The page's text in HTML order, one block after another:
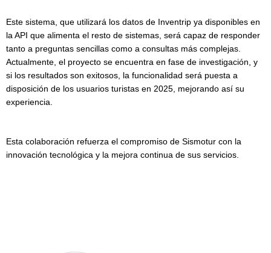
Este sistema, que utilizará los datos de Inventrip ya disponibles en
la API que alimenta el resto de sistemas, será capaz de responder
tanto a preguntas sencillas como a consultas más complejas.
Actualmente, el proyecto se encuentra en fase de investigación, y
si los resultados son exitosos, la funcionalidad será puesta a
disposición de los usuarios turistas en 2025, mejorando así su
experiencia.
Esta colaboración refuerza el compromiso de Sismotur con la
innovación tecnológica y la mejora continua de sus servicios.